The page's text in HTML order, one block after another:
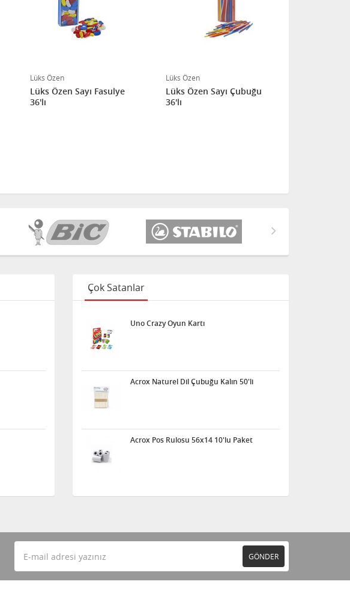
Lüks Özen
Lüks Özen Sayı Fasulye
36'lı
Lüks Özen
Lüks Özen Sayı Çubuğu
36'lı
Çok Satanlar
Uno Crazy Oyun Kartı
Acrox Naturel Dil Çubuğu Kalın 50'li
Acrox Pos Rulosu 56x14 10'lu Paket
GÖNDER